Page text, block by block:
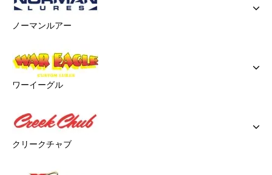
ノーマンルアー
ワーイーグル
クリークチャブ